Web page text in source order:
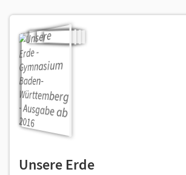
Unsere Erde